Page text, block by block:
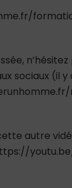
sociaux (il
autre